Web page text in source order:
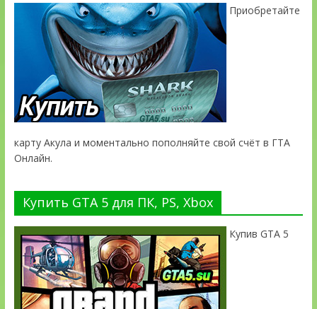
Приобретайте
карту Акула и моментально пополняйте свой счёт в ГТА
Онлайн.
Купить GTA 5 для ПК, PS, Xbox
Купив GTA 5